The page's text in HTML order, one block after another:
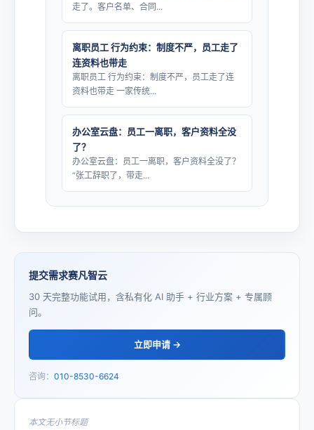
走了。客户名单、合同...
离职员工 行为约束：制度不严，员工走了
连资料也带走
离职员工 行为约束：制度不严，员工走了连
资料也带走 一家传统...
办公室云盘：员工一离职，客户资料全没
了？
办公室云盘：员工一离职，客户资料全没了？
“张工辞职了，带走...
提交需求赛凡智云
30 天完整功能试用，含私有化 AI 助手 + 行业方案 + 专属顾
问。
立即申请 →
咨询： 010-8530-6624
本文无小节标题